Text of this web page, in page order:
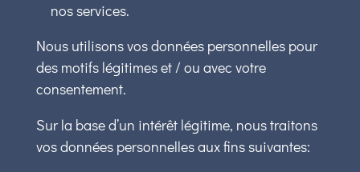
nos services.
Nous utilisons vos données personnelles pour
des motifs légitimes et / ou avec votre
consentement.
Sur la base d’un intérêt légitime, nous traitons
vos données personnelles aux fins suivantes: